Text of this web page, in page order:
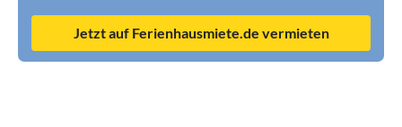
Jetzt auf Ferienhausmiete.de vermieten